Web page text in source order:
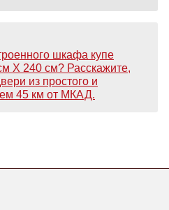
шкафа купе
Х 240 см? Расскажите,
из простого и
45 км от МКАД.